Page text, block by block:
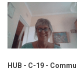
HUB - C-19 -